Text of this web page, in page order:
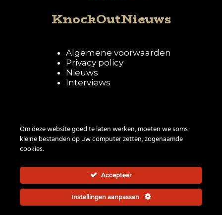
KnockOutNieuws
Algemene voorwaarden
Privacy policy
Nieuws
Interviews
© 2026 | All rights reserved
Om deze website goed te laten werken, moeten we soms
kleine bestanden op uw computer zetten, zogenaamde
cookies.
Accepteer
Instellingen aanpassen